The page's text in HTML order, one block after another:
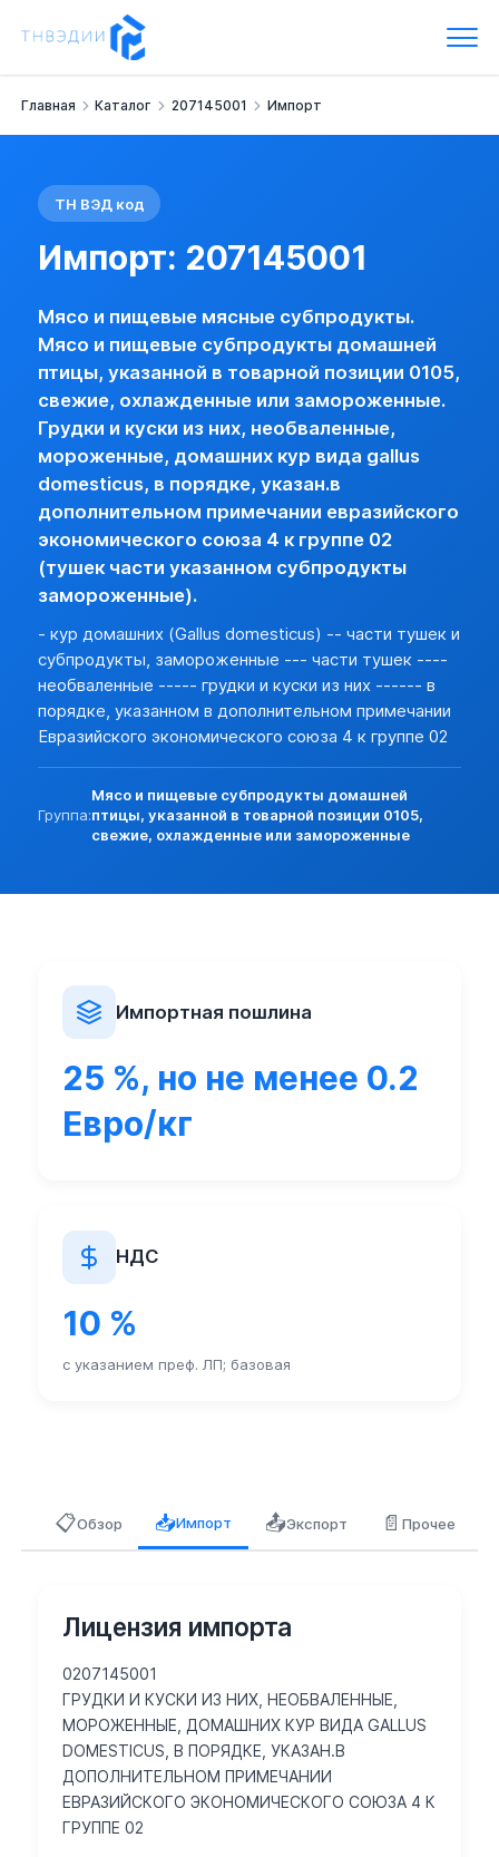
Импорт: 207145001
Мясо и пищевые мясные субпродукты.
Мясо и пищевые субпродукты домашней птицы, указанной
Грудки и куски из них, необваленные, мороженные,
НДС:10 %
Импорт
Лицензия импорта
0207145001 ГРУДКИ И КУСКИ ИЗ НИХ, НЕОБВАЛЕННЫЕ,
Цивветта, мускус (струя), желчь, железы и прочие
Ввоз на территорию Российской Федерации видов дикой
Постановление Правительства РФ от 04.05.2008 N 337
Постановлением Правительства РФ от 18.11.2024 N 1577
См. Решение Совета Евразийской экономической комиссии
Доступ импорта
0207145001 ГРУДКИ И КУСКИ ИЗ НИХ, НЕОБВАЛЕННЫЕ,
нет (базовая)
Ветеринарный сертификат
При ввозе, вывозе, транзите, а также при перемещении
Решение Комиссии ТС N 317 от 18.06.10г. См. Приложение
Cм. приложение к Решению Коллегии ЕЭК N 294 от 10.12.13г.
В соответствии с приказом Минсельхоза РФ от 26.08.11г.
Правила осуществления госуд. ветеринарного надзора в
Главная Каталог 207145001 Импорт
ТН ВЭД код
Импорт: 207145001
Мясо и пищевые мясные субпродукты.
Мясо и пищевые субпродукты домашней
птицы, указанной в товарной позиции 0105,
свежие, охлажденные или замороженные.
Грудки и куски из них, необваленные,
мороженные, домашних кур вида gallus
domesticus, в порядке, указан.в
дополнительном примечании евразийского
экономического союза 4 к группе 02
(тушек части указанном субпродукты
замороженные).
- кур домашних (Gallus domesticus) -- части тушек и
субпродукты, замороженные --- части тушек ----
необваленные ----- грудки и куски из них ------ в
порядке, указанном в дополнительном примечании
Евразийского экономического союза 4 к группе 02
Группа:
Мясо и пищевые субпродукты домашней
птицы, указанной в товарной позиции 0105,
свежие, охлажденные или замороженные
Импортная пошлина
25 %, но не менее 0.2
Евро/кг
НДС
10 %
с указанием преф. ЛП; базовая
📋Обзор 📥Импорт 📤Экспорт 📄Прочее
Лицензия импорта
0207145001
ГРУДКИ И КУСКИ ИЗ НИХ, НЕОБВАЛЕННЫЕ,
МОРОЖЕННЫЕ, ДОМАШНИХ КУР ВИДА GALLUS
DOMESTICUS, В ПОРЯДКЕ, УКАЗАН.В
ДОПОЛНИТЕЛЬНОМ ПРИМЕЧАНИИ
ЕВРАЗИЙСКОГО ЭКОНОМИЧЕСКОГО СОЮЗА 4 К
ГРУППЕ 02